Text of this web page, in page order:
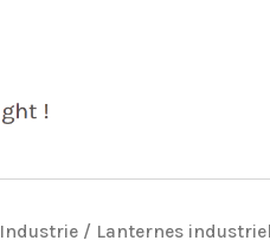
Industrie / Lanternes